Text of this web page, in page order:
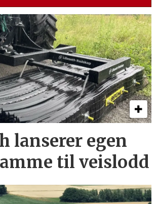
lanserer egen
til veislodd